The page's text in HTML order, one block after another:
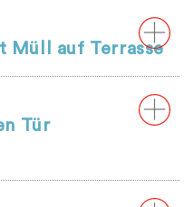
Müll auf Terrasse
Tür